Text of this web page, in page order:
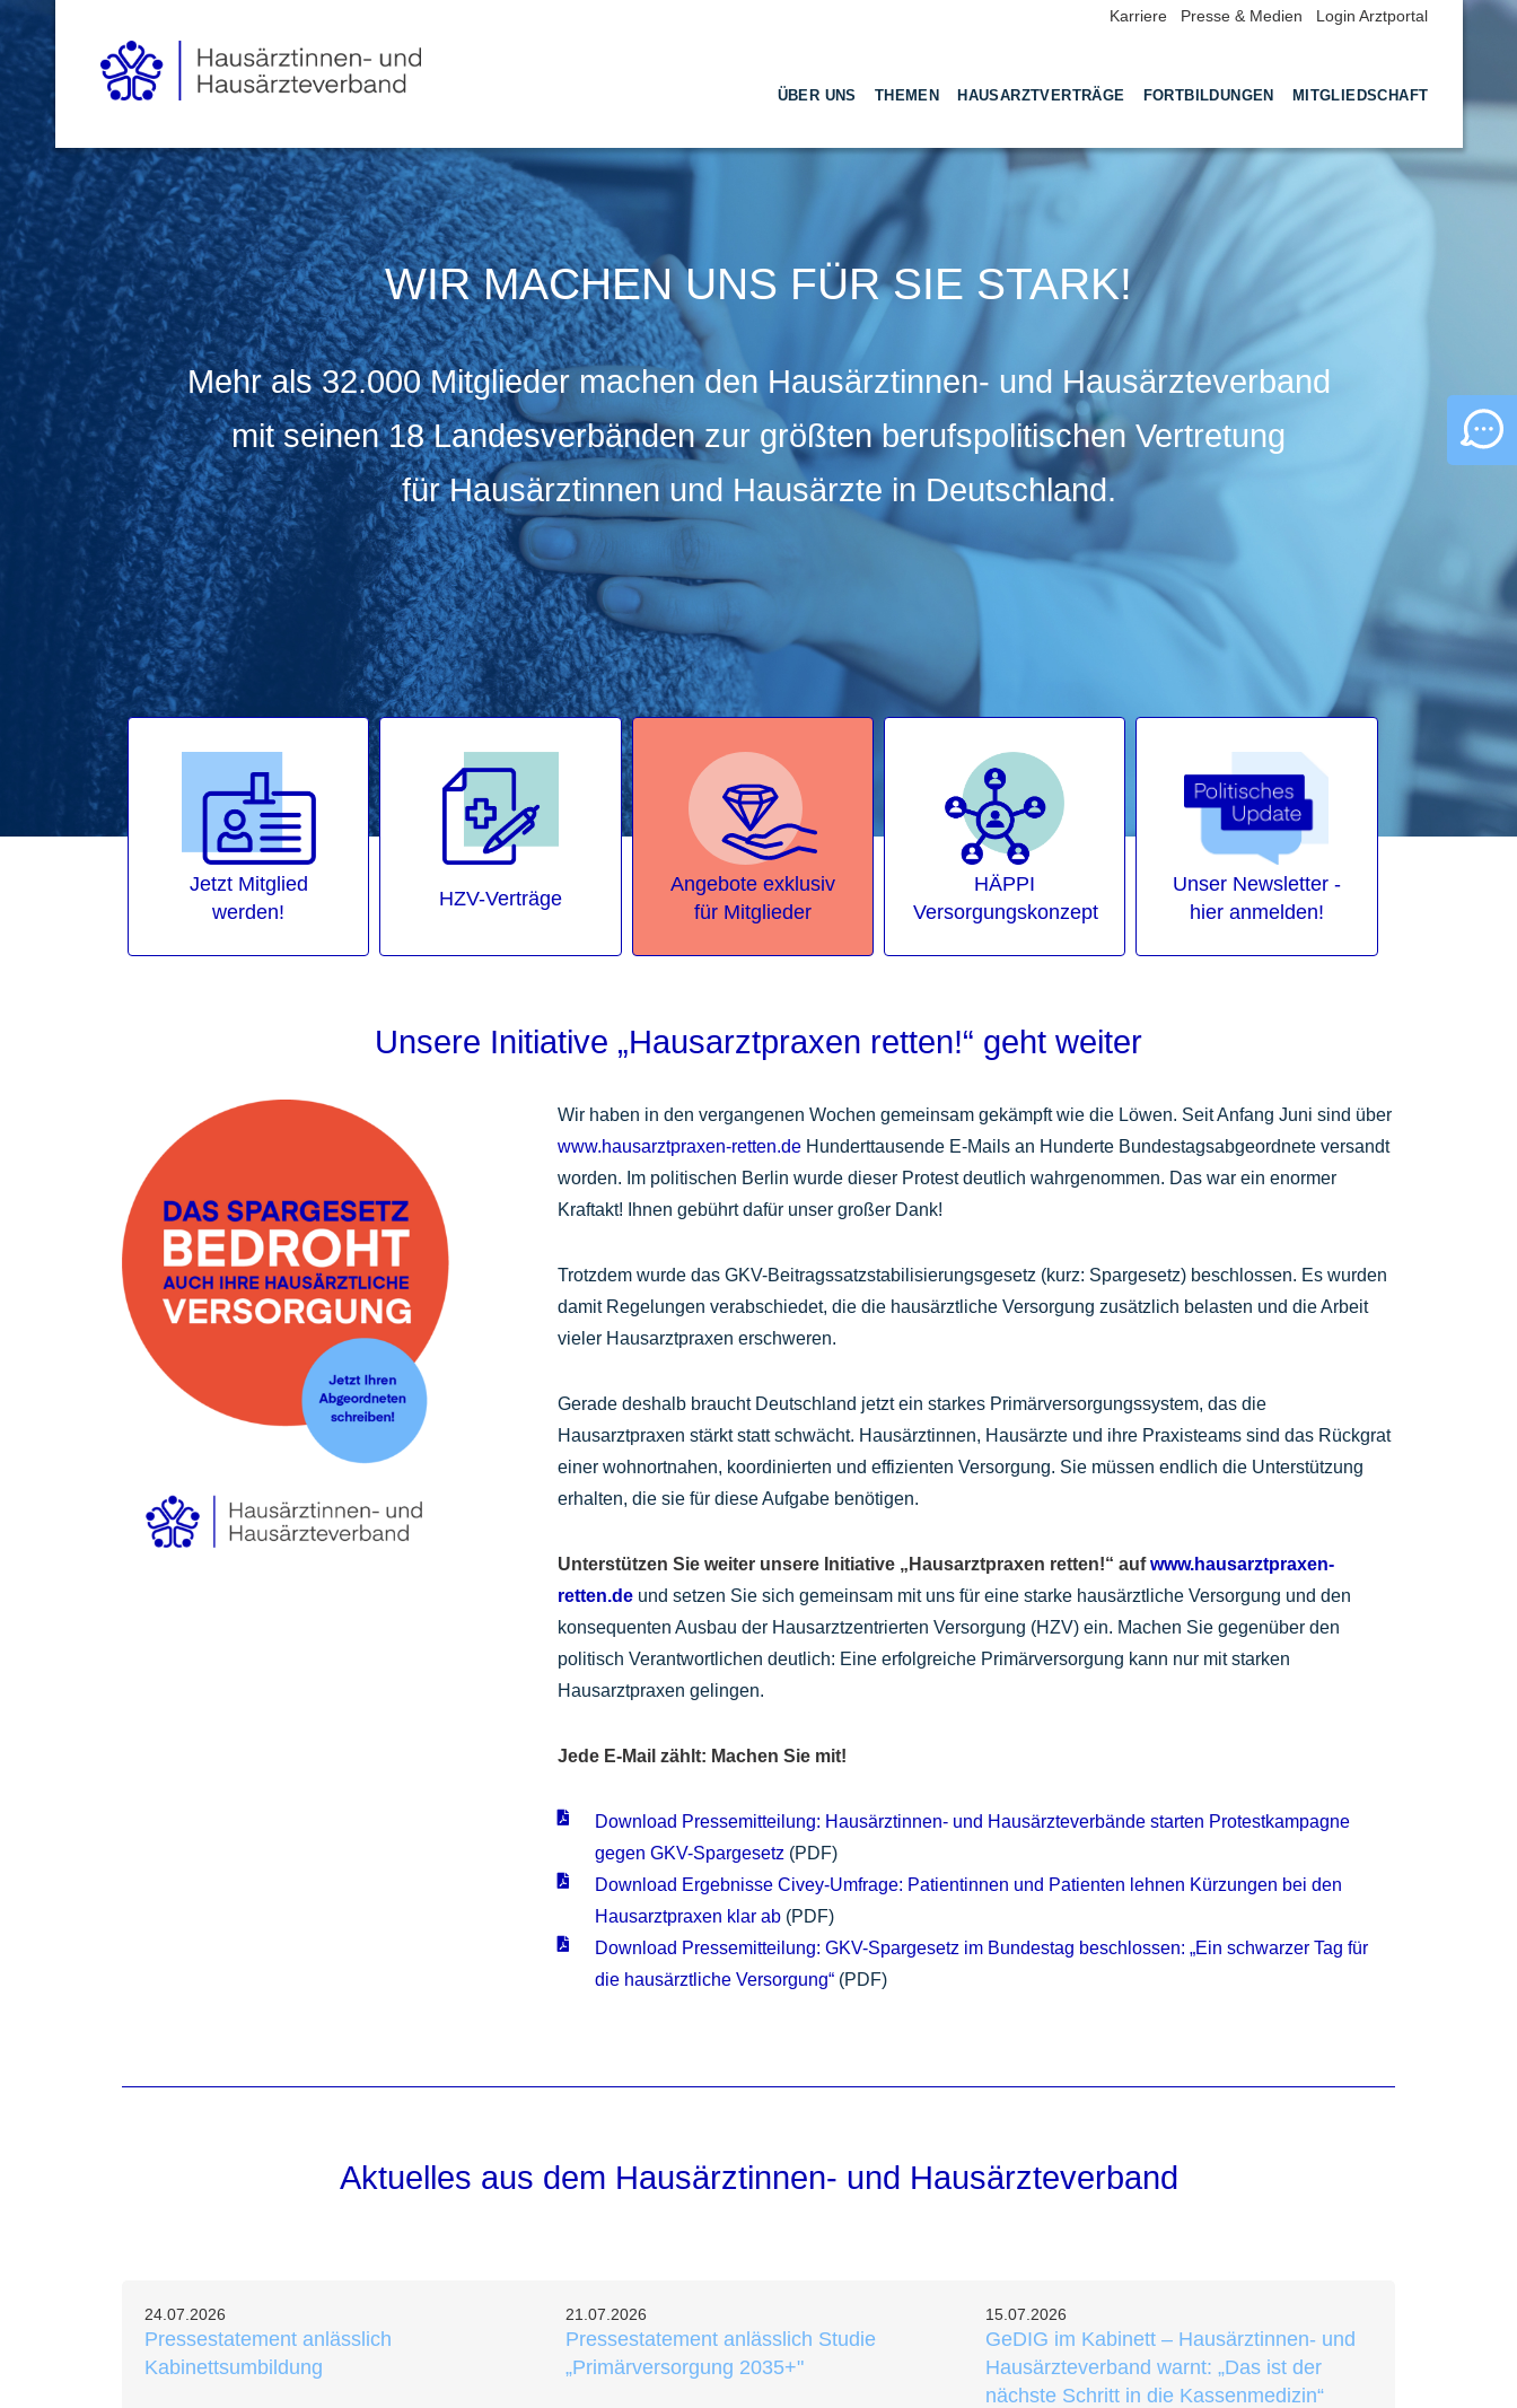
ÜBER UNS THEMEN HAUSARZTVERTRÄGE FORTBILDUNGEN MITGLIEDSCHAFT
Karriere Presse & Medien Login Arztportal
WIR MACHEN UNS FÜR SIE STARK!
Mehr als 32.000 Mitglieder machen den Hausärztinnen- und Hausärzteverband
mit seinen 18 Landesverbänden zur größten berufspolitischen Vertretung
für Hausärztinnen und Hausärzte in Deutschland.
Jetzt Mitglied
werden!
HZV-Verträge
Angebote exklusiv
für Mitglieder
HÄPPI
Versorgungskonzept
Unser Newsletter -
hier anmelden!
Unsere Initiative „Hausarztpraxen retten!“ geht weiter
Wir haben in den vergangenen Wochen gemeinsam gekämpft wie die Löwen. Seit Anfang Juni sind über
www.hausarztpraxen-retten.de Hunderttausende E-Mails an Hunderte Bundestagsabgeordnete versandt
worden. Im politischen Berlin wurde dieser Protest deutlich wahrgenommen. Das war ein enormer
Kraftakt! Ihnen gebührt dafür unser großer Dank!
Trotzdem wurde das GKV-Beitragssatzstabilisierungsgesetz (kurz: Spargesetz) beschlossen. Es wurden
damit Regelungen verabschiedet, die die hausärztliche Versorgung zusätzlich belasten und die Arbeit
vieler Hausarztpraxen erschweren.
Gerade deshalb braucht Deutschland jetzt ein starkes Primärversorgungssystem, das die
Hausarztpraxen stärkt statt schwächt. Hausärztinnen, Hausärzte und ihre Praxisteams sind das Rückgrat
einer wohnortnahen, koordinierten und effizienten Versorgung. Sie müssen endlich die Unterstützung
erhalten, die sie für diese Aufgabe benötigen.
Unterstützen Sie weiter unsere Initiative „Hausarztpraxen retten!“ aufwww.hausarztpraxen-
retten.de und setzen Sie sich gemeinsam mit uns für eine starke hausärztliche Versorgung und den
konsequenten Ausbau der Hausarztzentrierten Versorgung (HZV) ein. Machen Sie gegenüber den
politisch Verantwortlichen deutlich: Eine erfolgreiche Primärversorgung kann nur mit starken
Hausarztpraxen gelingen.
Jede E-Mail zählt: Machen Sie mit!
Download Pressemitteilung: Hausärztinnen- und Hausärzteverbände starten Protestkampagne
gegen GKV-Spargesetz (PDF)
Download Ergebnisse Civey-Umfrage: Patientinnen und Patienten lehnen Kürzungen bei den
Hausarztpraxen klar ab (PDF)
Download Pressemitteilung: GKV-Spargesetz im Bundestag beschlossen: „Ein schwarzer Tag für
die hausärztliche Versorgung“ (PDF)
Aktuelles aus dem Hausärztinnen- und Hausärzteverband
24.07.2026
Pressestatement anlässlich
Kabinettsumbildung
21.07.2026
Pressestatement anlässlich Studie
„Primärversorgung 2035+"
15.07.2026
GeDIG im Kabinett – Hausärztinnen- und
Hausärzteverband warnt: „Das ist der
nächste Schritt in die Kassenmedizin“